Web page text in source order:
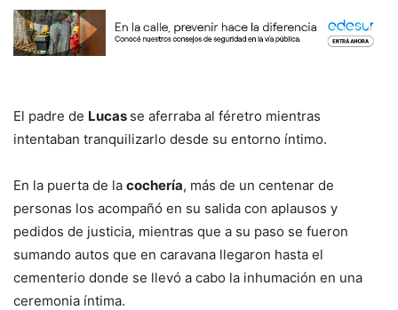
El padre de Lucas se aferraba al féretro mientras
intentaban tranquilizarlo desde su entorno íntimo.
En la puerta de la cochería, más de un centenar de
personas los acompañó en su salida con aplausos y
pedidos de justicia, mientras que a su paso se fueron
sumando autos que en caravana llegaron hasta el
cementerio donde se llevó a cabo la inhumación en una
ceremonia íntima.